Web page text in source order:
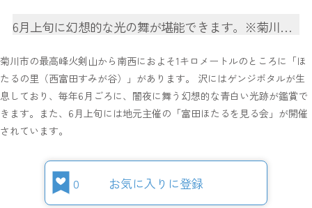
ョ
6月上旬に幻想的な光の舞が堪能できます。※菊川市
幼虫、カワニナを捕獲することは禁止されています。
菊川市の最高峰火剣山から南西におよそ1キロメートルのところに「ほ
たるの里（西富田すみが谷）」があります。 沢にはゲンジボタルが生
息しており、毎年6月ごろに、闇夜に舞う幻想的な青白い光跡が鑑賞で
きます。また、6月上旬には地元主催の「富田ほたるを見る会」が開催
されています。
0 お気に入りに登録